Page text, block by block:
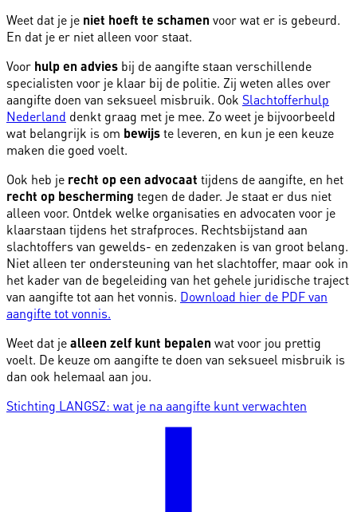
Weet dat je je niet hoeft te schamen voor wat er is gebeurd.
En dat je er niet alleen voor staat.
Voor hulp en advies bij de aangifte staan verschillende
specialisten voor je klaar bij de politie. Zij weten alles over
aangifte doen van seksueel misbruik. Ook Slachtofferhulp
Nederland denkt graag met je mee. Zo weet je bijvoorbeeld
wat belangrijk is om bewijste leveren, en kun je een keuze
maken die goed voelt.
Ook heb je recht op een advocaat tijdens de aangifte, en het
recht op bescherming tegen de dader. Je staat er dus niet
alleen voor. Ontdek welke organisaties en advocaten voor je
klaarstaan tijdens het strafproces. Rechtsbijstand aan
slachtoffers van gewelds- en zedenzaken is van groot belang.
Niet alleen ter ondersteuning van het slachtoffer, maar ook in
het kader van de begeleiding van het gehele juridische traject
van aangifte tot aan het vonnis. Download hier de PDF van
aangifte tot vonnis.
Weet dat jealleen zelf kunt bepalen wat voor jou prettig
voelt. De keuze om aangifte te doen van seksueel misbruik is
dan ook helemaal aan jou.
Stichting LANGSZ: wat je na aangifte kunt verwachten